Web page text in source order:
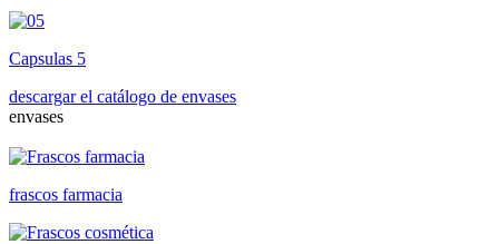
Capsulas 5
descargar el catálogo de envases
envases
frascos farmacia